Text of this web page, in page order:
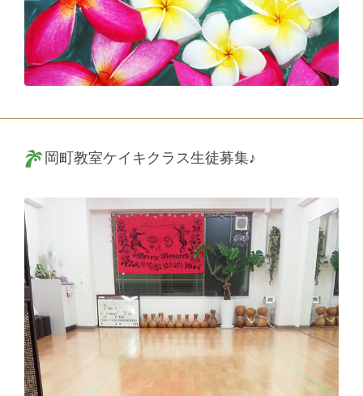
岡町教室ケイキクラス生徒募集♪